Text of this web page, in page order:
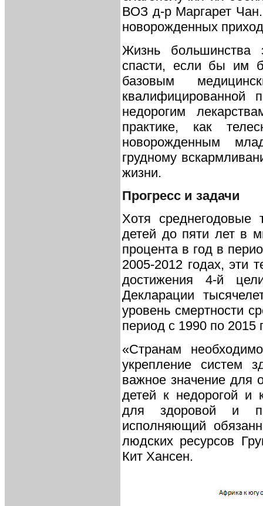
ВОЗ д-р Маргарет
новорожденных
Жизнь
спасти, если бы им
базовым
недорогим
практике, как
новорожденным
грудному
жизни.
Прогресс и задачи
Хотя среднегодовые
детей до пяти лет в
процента в год в
2005-2012 годах, эти
достижения 4-й
Декларации
уровень смертности
период с 1990 по 2015
«Странам
укрепление систем
важное значение для
детей к недорогой и
для здоровой и
исполняющий
людских ресурсов
Кит Хансен.